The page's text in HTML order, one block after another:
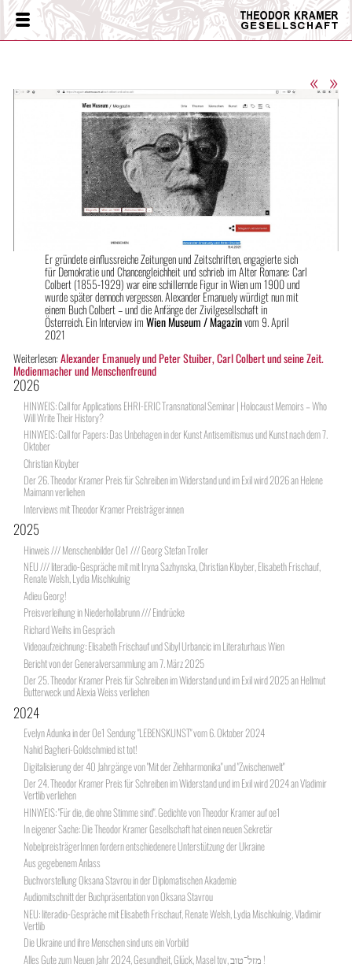
Theodor
Kramer
Menü
« »
Er gründete einflussreiche Zeitungen und Zeitschriften, engagierte sich
für Demokratie und Chancengleichheit und schrieb im Alter Romane: Carl
Colbert (1855-1929) war eine schillernde Figur in Wien um 1900 und
wurde später dennoch vergessen. Alexander Emanuely würdigt nun mit
einem Buch Colbert – und die Anfänge der Zivilgesellschaft in
Österreich. Ein Interview imWien Museum / Magazinvom 9. April
2021
Weiterlesen:Alexander Emanuely und Peter Stuiber, Carl Colbert und seine Zeit.
Medienmacher und Menschenfreund
2026
HINWEIS: Call for Applications EHRI-ERIC Transnational Seminar | Holocaust Memoirs – Who
Will Write Their History?
HINWEIS: Call for Papers: Das Unbehagen in der Kunst Antisemitismus und Kunst nach dem 7.
Oktober
Christian Kloyber
Der 26. Theodor Kramer Preis für Schreiben im Widerstand und im Exil wird 2026 an Helene
Maimann verliehen
Interviews mit Theodor Kramer Preisträger:innen
2025
Hinweis /// Menschenbilder Oe1 /// Georg Stefan Troller
NEU /// literadio-Gespräche mit mit Iryna Sazhynska, Christian Kloyber, Elisabeth Frischauf,
Renate Welsh, Lydia Mischkulnig
Adieu Georg!
Preisverleihung in Niederhollabrunn /// Eindrücke
Richard Weihs im Gespräch
Videoaufzeichnung: Elisabeth Frischauf und Sibyl Urbancic im Literaturhaus Wien
Bericht von der Generalversammlung am 7. März 2025
Der 25. Theodor Kramer Preis für Schreiben im Widerstand und im Exil wird 2025 an Hellmut
Butterweck und Alexia Weiss verliehen
2024
Evelyn Adunka in der Oe1 Sendung "LEBENSKUNST" vom 6. Oktober 2024
Nahid Bagheri-Goldschmied ist tot!
Digitalisierung der 40 Jahrgänge von "Mit der Ziehharmonika" und "Zwischenwelt"
Der 24. Theodor Kramer Preis für Schreiben im Widerstand und im Exil wird 2024 an Vladimir
Vertlib verliehen
HINWEIS: "Für die, die ohne Stimme sind". Gedichte von Theodor Kramer auf oe1
In eigener Sache: Die Theodor Kramer Gesellschaft hat einen neuen Sekretär
NobelpreisträgerInnen fordern entschiedenere Unterstützung der Ukraine
Aus gegebenem Anlass
Buchvorstellung Oksana Stavrou in der Diplomatischen Akademie
Audiomitschnitt der Buchpräsentation von Oksana Stavrou
NEU: literadio-Gespräche mit Elisabeth Frischauf, Renate Welsh, Lydia Mischkulnig, Vladimir
Vertlib
Die Ukraine und ihre Menschen sind uns ein Vorbild
Alles Gute zum Neuen Jahr 2024, Gesundheit, Glück, Masel tov, מזל־טוב !